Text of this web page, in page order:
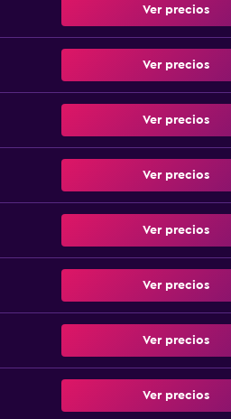
Ver precios
Ver precios
Ver precios
Ver precios
Ver precios
Ver precios
Ver precios
Ver precios